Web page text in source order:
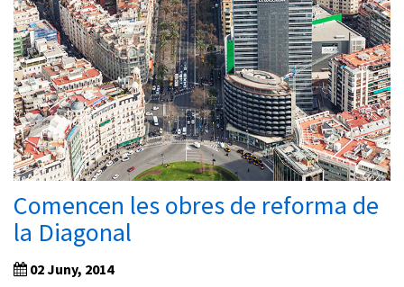
Comencen les obres de reforma de
la Diagonal
02 Juny, 2014